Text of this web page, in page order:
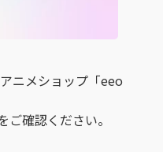
ニメショップ「eeo
確認ください。